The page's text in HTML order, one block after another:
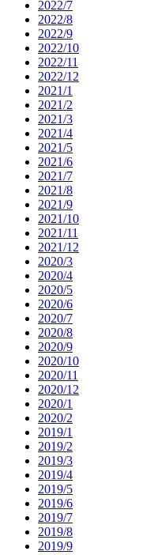
2022/7
2022/8
2022/9
2022/10
2022/11
2022/12
2021/1
2021/2
2021/3
2021/4
2021/5
2021/6
2021/7
2021/8
2021/9
2021/10
2021/11
2021/12
2020/3
2020/4
2020/5
2020/6
2020/7
2020/8
2020/9
2020/10
2020/11
2020/12
2020/1
2020/2
2019/1
2019/2
2019/3
2019/4
2019/5
2019/6
2019/7
2019/8
2019/9